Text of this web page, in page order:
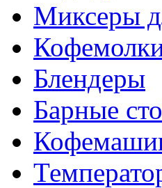
Миксеры
Блендеры
Барные